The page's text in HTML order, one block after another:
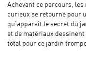
Achevant ce parcours,
curieux se retourne pour
qu’apparaît le secret du
et de matériaux
total pour ce jardin